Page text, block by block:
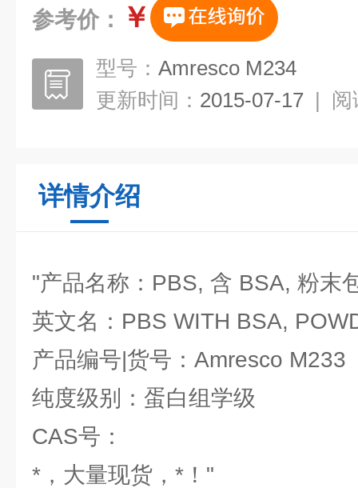
参考价： ￥
型号： Amresco M234
更新时间： 2015-07-17 | 阅
详情介绍
"产品名称：PBS, 含 BSA, 粉末
英文名：PBS WITH BSA,
产品编号|货号：Amresco M233
纯度级别：蛋白组学级
CAS号：
*，大量现货，*！"